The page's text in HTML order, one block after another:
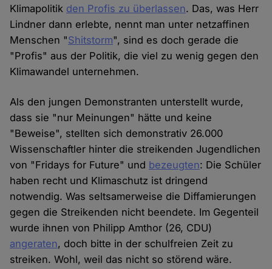
Klimapolitik den Profis zu überlassen. Das, was Herr
Lindner dann erlebte, nennt man unter netzaffinen
Menschen "Shitstorm", sind es doch gerade die
"Profis" aus der Politik, die viel zu wenig gegen den
Klimawandel unternehmen.
Als den jungen Demonstranten unterstellt wurde,
dass sie "nur Meinungen" hätte und keine
"Beweise", stellten sich demonstrativ 26.000
Wissenschaftler hinter die streikenden Jugendlichen
von "Fridays for Future" und bezeugten: Die Schüler
haben recht und Klimaschutz ist dringend
notwendig. Was seltsamerweise die Diffamierungen
gegen die Streikenden nicht beendete. Im Gegenteil
wurde ihnen von Philipp Amthor (26, CDU)
angeraten, doch bitte in der schulfreien Zeit zu
streiken. Wohl, weil das nicht so störend wäre.